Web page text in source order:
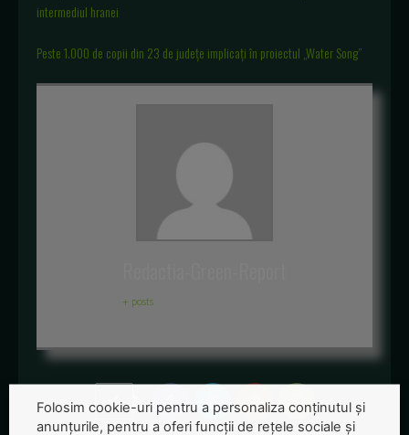
intermediul hranei
Peste 1.000 de copii din 23 de județe implicați în proiectul „Water Song”
+ posts
Folosim cookie-uri pentru a personaliza conținutul și
anunțurile, pentru a oferi funcții de rețele sociale și